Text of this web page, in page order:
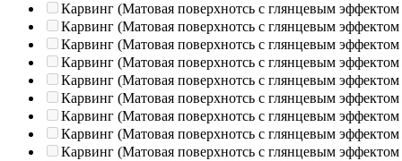
Карвинг (Матовая поверхнотсь с глянцевым эффектом
Карвинг (Матовая поверхнотсь с глянцевым эффектом
Карвинг (Матовая поверхнотсь с глянцевым эффектом
Карвинг (Матовая поверхнотсь с глянцевым эффектом
Карвинг (Матовая поверхнотсь с глянцевым эффектом
Карвинг (Матовая поверхнотсь с глянцевым эффектом
Карвинг (Матовая поверхнотсь с глянцевым эффектом
Карвинг (Матовая поверхнотсь с глянцевым эффектом
Карвинг (Матовая поверхнотсь с глянцевым эффектом